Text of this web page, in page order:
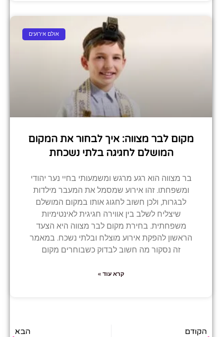
אולם אירועים
מקום לבר מצווה: איך לבחור את המקום
המושלם לחגיגה בלתי נשכחת
בר מצווה הוא רגע מרגש ומשמעותי בחיי נער יהודי
ומשפחתו. זהו אירוע שמסמל את המעבר מילדות
לבגרות, ולכן חשוב לחגוג אותו במקום המושלם
שיצליח לשלב בין אווירה חגיגית לאינטימיות
משפחתית. בחירת מקום לבר מצווה היא הצעד
הראשון להפקת אירוע מוצלח ובלתי נשכח. במאמר
זה נסקור מה חשוב לבדוק כשבוחרים מקום
קרא עוד »
הקודם הבא